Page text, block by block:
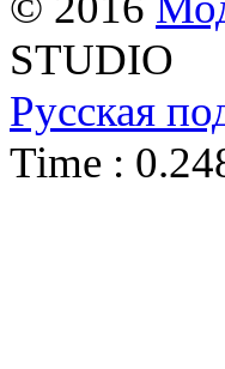
STUDIO
Русская
Time :